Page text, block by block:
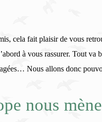
cela fait plaisir de vous
à vous rassurer. Tout va
Nous allons donc
nous